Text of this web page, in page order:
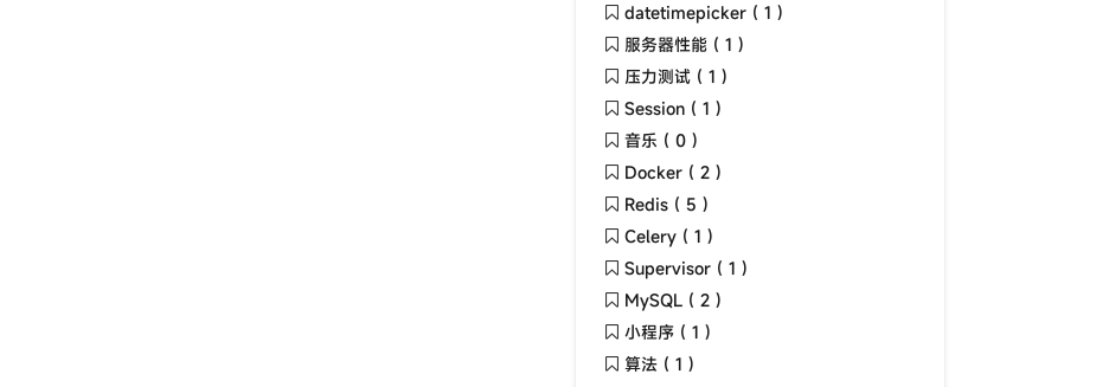
datetimepicker ( 1 )
服务器性能 ( 1 )
压力测试 ( 1 )
Session ( 1 )
音乐 ( 0 )
Docker ( 2 )
Redis ( 5 )
Celery ( 1 )
Supervisor ( 1 )
MySQL ( 2 )
小程序 ( 1 )
算法 ( 1 )